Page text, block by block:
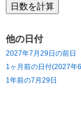
他の日付
2027年7月29日の前日
1ヶ月前の日付(2027年
1年前の7月29日